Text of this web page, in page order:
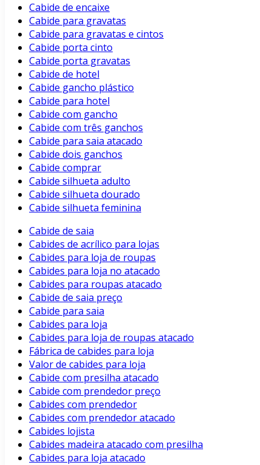
Cabide de encaixe
Cabide para gravatas
Cabide para gravatas e cintos
Cabide porta cinto
Cabide porta gravatas
Cabide de hotel
Cabide gancho plástico
Cabide para hotel
Cabide com gancho
Cabide com três ganchos
Cabide para saia atacado
Cabide dois ganchos
Cabide comprar
Cabide silhueta adulto
Cabide silhueta dourado
Cabide silhueta feminina
Cabide de saia
Cabides de acrílico para lojas
Cabides para loja de roupas
Cabides para loja no atacado
Cabides para roupas atacado
Cabide de saia preço
Cabide para saia
Cabides para loja
Cabides para loja de roupas atacado
Fábrica de cabides para loja
Valor de cabides para loja
Cabide com presilha atacado
Cabide com prendedor preço
Cabides com prendedor
Cabides com prendedor atacado
Cabides lojista
Cabides madeira atacado com presilha
Cabides para loja atacado